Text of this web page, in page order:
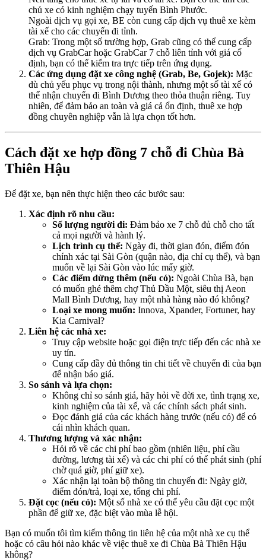
chủ xe có kinh nghiệm chạy tuyến Bình Phước.
Ngoài dịch vụ gọi xe, BE còn cung cấp dịch vụ thuê xe kèm
tài xế cho các chuyến đi tỉnh.
Grab: Trong một số trường hợp, Grab cũng có thể cung cấp
dịch vụ GrabCar hoặc GrabCar 7 chỗ liên tỉnh với giá cố
định, bạn có thể kiểm tra trực tiếp trên ứng dụng.
Các ứng dụng đặt xe công nghệ (Grab, Be, Gojek): Mặc
dù chủ yếu phục vụ trong nội thành, nhưng một số tài xế có
thể nhận chuyến đi Bình Dương theo thỏa thuận riêng. Tuy
nhiên, để đảm bảo an toàn và giá cả ổn định, thuê xe hợp
đồng chuyên nghiệp vẫn là lựa chọn tốt hơn.
Cách đặt xe hợp đồng 7 chỗ đi Chùa Bà
Thiên Hậu
Để đặt xe, bạn nên thực hiện theo các bước sau:
Xác định rõ nhu cầu:
Số lượng người đi: Đảm bảo xe 7 chỗ đủ chỗ cho tất
cả mọi người và hành lý.
Lịch trình cụ thể: Ngày đi, thời gian đón, điểm đón
chính xác tại Sài Gòn (quận nào, địa chỉ cụ thể), và bạn
muốn về lại Sài Gòn vào lúc mấy giờ.
Các điểm dừng thêm (nếu có): Ngoài Chùa Bà, bạn
có muốn ghé thêm chợ Thủ Dầu Một, siêu thị Aeon
Mall Bình Dương, hay một nhà hàng nào đó không?
Loại xe mong muốn: Innova, Xpander, Fortuner, hay
Kia Carnival?
Liên hệ các nhà xe:
Truy cập website hoặc gọi điện trực tiếp đến các nhà xe
uy tín.
Cung cấp đầy đủ thông tin chi tiết về chuyến đi của bạn
để nhận báo giá.
So sánh và lựa chọn:
Không chỉ so sánh giá, hãy hỏi về đời xe, tình trạng xe,
kinh nghiệm của tài xế, và các chính sách phát sinh.
Đọc đánh giá của các khách hàng trước (nếu có) để có
cái nhìn khách quan.
Thương lượng và xác nhận:
Hỏi rõ về các chi phí bao gồm (nhiên liệu, phí cầu
đường, lương tài xế) và các chi phí có thể phát sinh (phí
chờ quá giờ, phí giữ xe).
Xác nhận lại toàn bộ thông tin chuyến đi: Ngày giờ,
điểm đón/trả, loại xe, tổng chi phí.
Đặt cọc (nếu có): Một số nhà xe có thể yêu cầu đặt cọc một
phần để giữ xe, đặc biệt vào mùa lễ hội.
Bạn có muốn tôi tìm kiếm thông tin liên hệ của một nhà xe cụ thể
hoặc có câu hỏi nào khác về việc thuê xe đi Chùa Bà Thiên Hậu
không?